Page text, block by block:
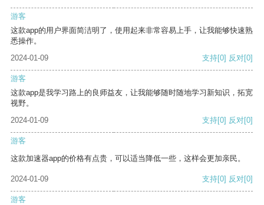
游客
这款app的用户界面简洁明了，使用起来非常容易上手，让我能够快速熟
悉操作。
2024-01-09
支持[0] 反对[0]
游客
这款app是我学习路上的良师益友，让我能够随时随地学习新知识，拓宽
视野。
2024-01-09
支持[0] 反对[0]
游客
这款加速器app的价格有点贵，可以适当降低一些，这样会更加亲民。
2024-01-09 支持[0] 反对[0]
游客